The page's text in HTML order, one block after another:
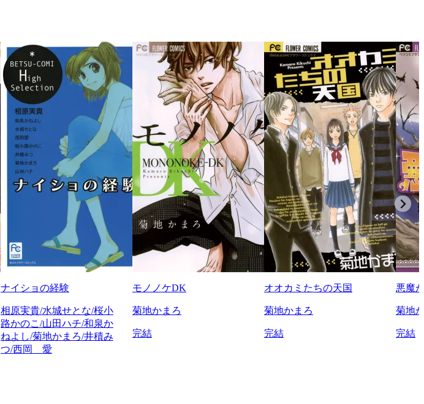
ナイショの経験
相原実貴/水城せとな/桜小
路かのこ/山田ハチ/和泉か
ねよし/菊地かまろ/井積み
つ/西岡 愛
モノノケDK
菊地かまろ
完結
オオカミたちの天国
菊地かまろ
完結
悪魔
菊地
完結